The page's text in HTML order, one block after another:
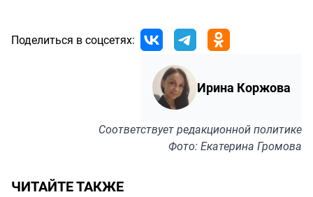
Поделиться в соцсетях:
Ирина Коржова
Соответствуетредакционной политике
Фото: Екатерина Громова
ЧИТАЙТЕ ТАКЖЕ